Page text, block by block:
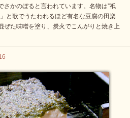
さかのぼると言われています。名物は”祇
と歌でうたわれるほど有名な豆腐の田楽
ぜた味噌を塗り、炭火でこんがりと焼き上